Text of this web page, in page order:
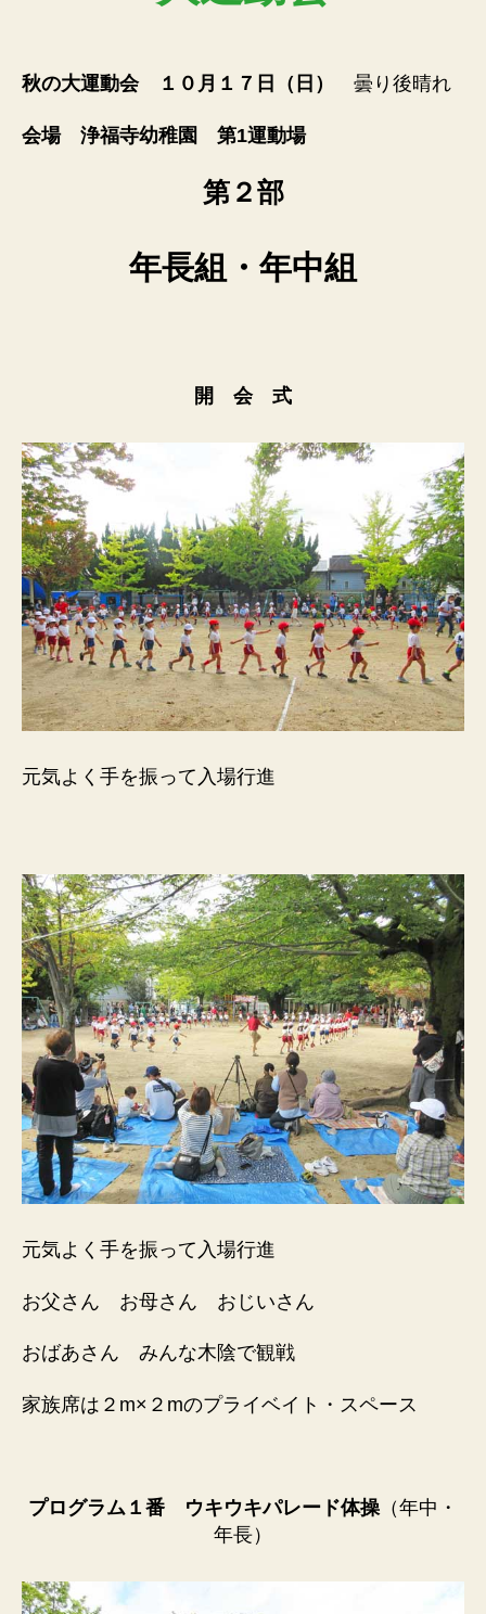
秋の大運動会 １０月１７日（日） 曇り後晴れ
会場 浄福寺幼稚園 第1運動場
第２部
年長組・年中組
開 会 式
元気よく手を振って入場行進
元気よく手を振って入場行進
お父さん お母さん おじいさん
おばあさん みんな木陰で観戦
家族席は２m×２mのプライベイト・スペース
プログラム１番 ウキウキパレード体操 （年中・
年長）